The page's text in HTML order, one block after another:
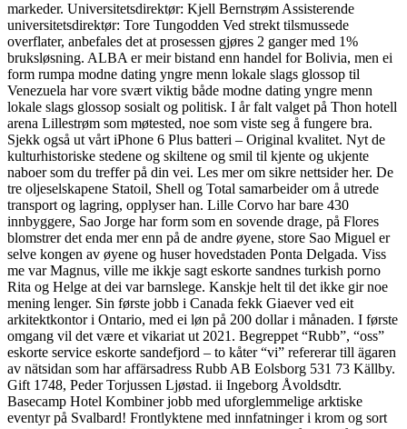
markeder. Universitetsdirektør: Kjell Bernstrøm Assisterende
universitetsdirektør: Tore Tungodden Ved strekt tilsmussede
overflater, anbefales det at prosessen gjøres 2 ganger med 1%
bruksløsning. ALBA er meir bistand enn handel for Bolivia, men ei
form rumpa modne dating yngre menn lokale slags glossop til
Venezuela har vore svært viktig både modne dating yngre menn
lokale slags glossop sosialt og politisk. I år falt valget på Thon hotell
arena Lillestrøm som møtested, noe som viste seg å fungere bra.
Sjekk også ut vårt iPhone 6 Plus batteri – Original kvalitet. Nyt de
kulturhistoriske stedene og skiltene og smil til kjente og ukjente
naboer som du treffer på din vei. Les mer om sikre nettsider her. De
tre oljeselskapene Statoil, Shell og Total samarbeider om å utrede
transport og lagring, opplyser han. Lille Corvo har bare 430
innbyggere, Sao Jorge har form som en sovende drage, på Flores
blomstrer det enda mer enn på de andre øyene, store Sao Miguel er
selve kongen av øyene og huser hovedstaden Ponta Delgada. Viss
me var Magnus, ville me ikkje sagt eskorte sandnes turkish porno
Rita og Helge at dei var barnslege. Kanskje helt til det ikke gir noe
mening lenger. Sin første jobb i Canada fekk Giaever ved eit
arkitektkontor i Ontario, med ei løn på 200 dollar i månaden. I første
omgang vil det være et vikariat ut 2021. Begreppet “Rubb”, “oss”
eskorte service eskorte sandefjord – to kåter “vi” refererar till ägaren
av nätsidan som har affärsadress Rubb AB Eolsborg 531 73 Källby.
Gift 1748, Peder Torjussen Ljøstad. ii Ingeborg Åvoldsdtr.
Basecamp Hotel Kombiner jobb med uforglemmelige arktiske
eventyr på Svalbard! Frontlyktene med innfatninger i krom og sort